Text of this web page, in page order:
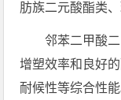
肪族二元酸酯类
邻苯二甲酸
增塑效率和良好
耐候性等综合性